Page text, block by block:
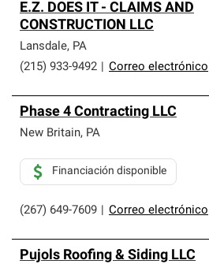
E.Z. DOES IT - CLAIMS AND
CONSTRUCTION LLC
Lansdale, PA
(215) 933-9492
Correo electrónico
Phase 4 Contracting LLC
New Britain, PA
(267) 649-7609 Correo electrónico
Financiación disponible
Pujols Roofing & Siding LLC